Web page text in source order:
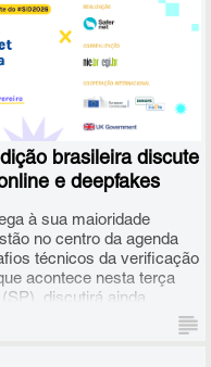
para que os responsáveis
caminhos para
da tecnologia,
progressiva conforme a
brasileira discute
e deepfakes
à sua maioridade
no centro da agenda
técnicos da verificação
acontece nesta terça
discutirá ainda
de fragmentação da